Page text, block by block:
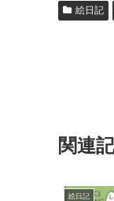
絵日記
関連
絵日記